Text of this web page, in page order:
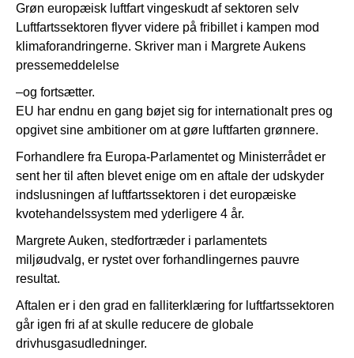
Grøn europæisk luftfart vingeskudt af sektoren selv
Luftfartssektoren flyver videre på fribillet i kampen mod
klimaforandringerne. Skriver man i Margrete Aukens
pressemeddelelse
–og fortsætter.
EU har endnu en gang bøjet sig for internationalt pres og
opgivet sine ambitioner om at gøre luftfarten grønnere.
Forhandlere fra Europa-Parlamentet og Ministerrådet er
sent her til aften blevet enige om en aftale der udskyder
indslusningen af luftfartssektoren i det europæiske
kvotehandelssystem med yderligere 4 år.
Margrete Auken, stedfortræder i parlamentets
miljøudvalg, er rystet over forhandlingernes pauvre
resultat.
Aftalen er i den grad en falliterklæring for luftfartssektoren
går igen fri af at skulle reducere de globale
drivhusgasudledninger.